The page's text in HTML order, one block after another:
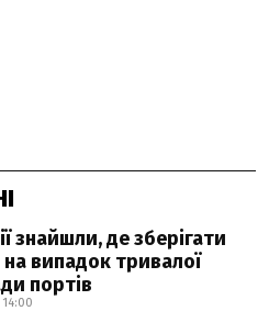
знайшли, де зберігати
випадок тривалої
портів